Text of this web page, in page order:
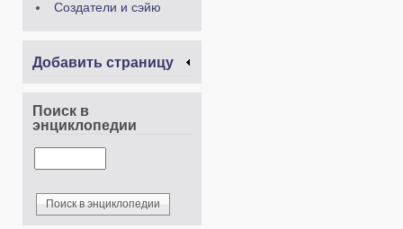
Создатели и сэйю
Добавить страницу
Поиск в
энциклопедии